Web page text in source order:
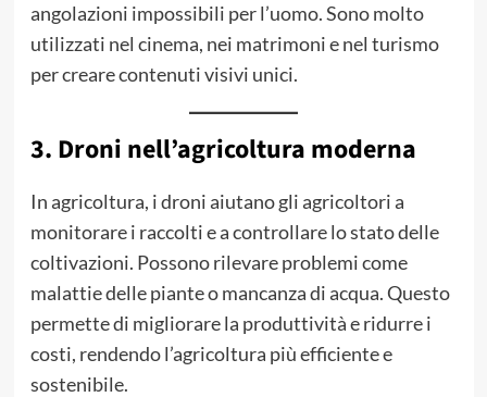
angolazioni impossibili per l’uomo. Sono molto
utilizzati nel cinema, nei matrimoni e nel turismo
per creare contenuti visivi unici.
3. Droni nell’agricoltura moderna
In agricoltura, i droni aiutano gli agricoltori a
monitorare i raccolti e a controllare lo stato delle
coltivazioni. Possono rilevare problemi come
malattie delle piante o mancanza di acqua. Questo
permette di migliorare la produttività e ridurre i
costi, rendendo l’agricoltura più efficiente e
sostenibile.